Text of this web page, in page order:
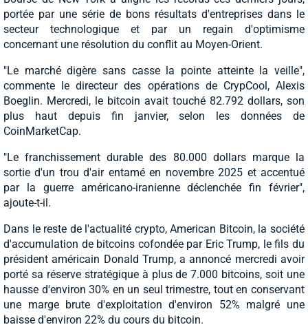
portée par une série de bons résultats d'entreprises dans le
secteur technologique et par un regain d'optimisme
concernant une résolution du conflit au Moyen-Orient.
"Le marché digère sans casse la pointe atteinte la veille",
commente le directeur des opérations de CrypCool, Alexis
Boeglin. Mercredi, le bitcoin avait touché 82.792 dollars, son
plus haut depuis fin janvier, selon les données de
CoinMarketCap.
"Le franchissement durable des 80.000 dollars marque la
sortie d'un trou d'air entamé en novembre 2025 et accentué
par la guerre américano-iranienne déclenchée fin février",
ajoute-t-il.
Dans le reste de l'actualité crypto, American Bitcoin, la société
d'accumulation de bitcoins cofondée par Eric Trump, le fils du
président américain Donald Trump, a annoncé mercredi avoir
porté sa réserve stratégique à plus de 7.000 bitcoins, soit une
hausse d'environ 30% en un seul trimestre, tout en conservant
une marge brute d'exploitation d'environ 52% malgré une
baisse d'environ 22% du cours du bitcoin.